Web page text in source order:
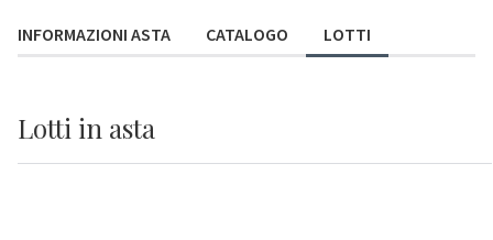
INFORMAZIONI ASTA CATALOGO LOTTI
Lotti in asta